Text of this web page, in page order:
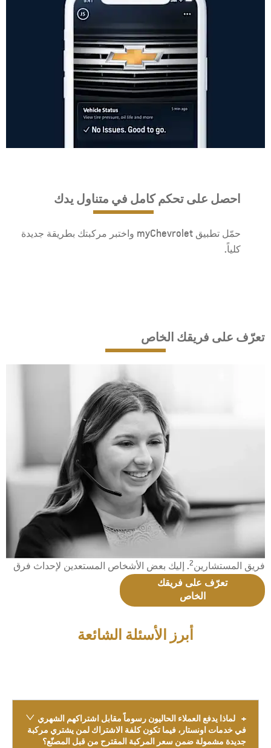
احصل على تحكم كامل في متناول يدك
حمّل تطبيق myChevrolet واختبر مركبتك بطريقة جديدة
كلياً.
تعرّف على فريقك الخاص
فريق المستشارين2. إليك بعض الأشخاص المستعدين لإحداث فرق
تعرّف على فريقك
الخاص
أبرز الأسئلة الشائعة
لماذا يدفع العملاء الحاليون رسوماً مقابل اشتراكهم الشهري
في خدمات اونستار، فيما تكون كلفة الاشتراك لمن يشتري مركبة
جديدة مشمولة ضمن سعر المركبة المقترح من قبل المصنّع؟